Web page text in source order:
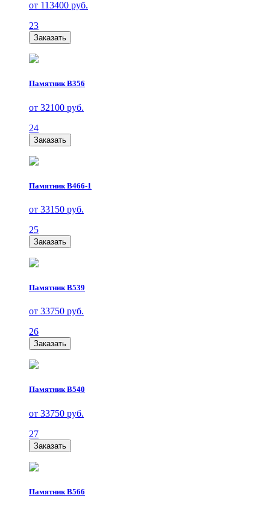
от 113400 руб.
23
Заказать
Памятник В356
от 32100 руб.
24
Заказать
Памятник В466-1
от 33150 руб.
25
Заказать
Памятник В539
от 33750 руб.
26
Заказать
Памятник В540
от 33750 руб.
27
Заказать
Памятник В566